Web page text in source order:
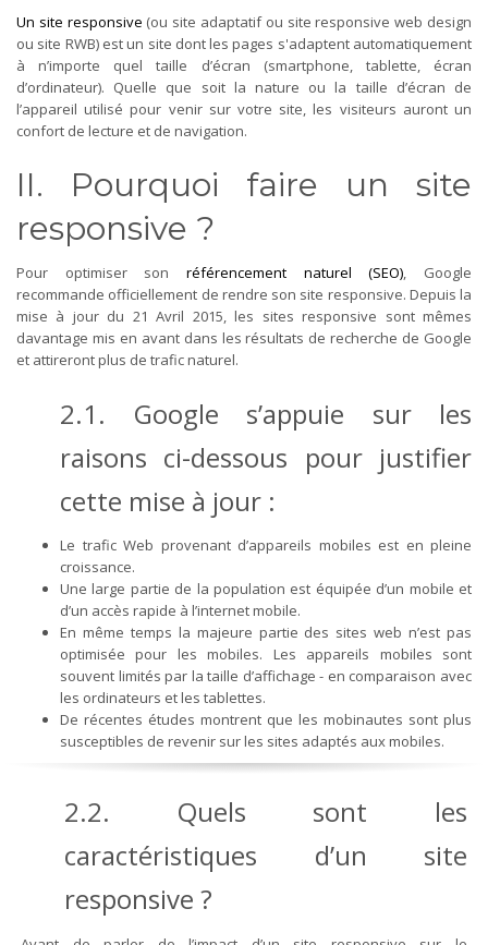
Un site responsive (ou site adaptatif ou site responsive web design
ou site RWB) est un site dont les pages s'adaptent automatiquement
à n’importe quel taille d’écran (smartphone, tablette, écran
d’ordinateur). Quelle que soit la nature ou la taille d’écran de
l’appareil utilisé pour venir sur votre site, les visiteurs auront un
confort de lecture et de navigation.
II. Pourquoi faire un site
responsive ?
Pour optimiser son référencement naturel (SEO), Google
recommande officiellement de rendre son site responsive. Depuis la
mise à jour du 21 Avril 2015, les sites responsive sont mêmes
davantage mis en avant dans les résultats de recherche de Google
et attireront plus de trafic naturel.
2.1. Google s’appuie sur les
raisons ci-dessous pour justifier
cette mise à jour :
Le trafic Web provenant d’appareils mobiles est en pleine
croissance.
Une large partie de la population est équipée d’un mobile et
d’un accès rapide à l’internet mobile.
En même temps la majeure partie des sites web n’est pas
optimisée pour les mobiles. Les appareils mobiles sont
souvent limités par la taille d’affichage - en comparaison avec
les ordinateurs et les tablettes.
De récentes études montrent que les mobinautes sont plus
susceptibles de revenir sur les sites adaptés aux mobiles.
2.2. Quels sont les
caractéristiques d’un site
responsive ?